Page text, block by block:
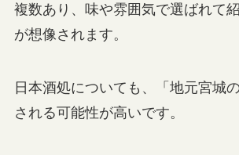
複数あり、味や雰囲気で選ばれて
が想像されます。
日本酒処についても、「地元宮城
される可能性が高いです。